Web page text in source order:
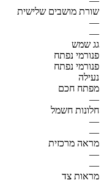
שורת מושבים שלישית
—
—
גג שמש
פנורמי נפתח
פנורמי נפתח
נעילה
מפתח חכם
—
חלונות חשמל
—
—
מראה מרכזית
—
—
מראות צד